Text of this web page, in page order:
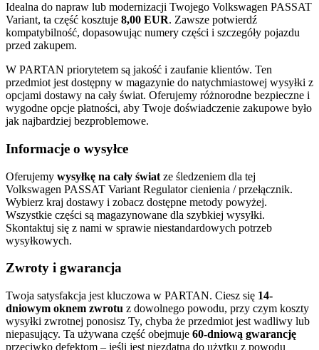
Idealna do napraw lub modernizacji Twojego Volkswagen PASSAT
Variant, ta część kosztuje 8,00 EUR. Zawsze potwierdź
kompatybilność, dopasowując numery części i szczegóły pojazdu
przed zakupem.
W PARTAN priorytetem są jakość i zaufanie klientów. Ten
przedmiot jest dostępny w magazynie do natychmiastowej wysyłki z
opcjami dostawy na cały świat. Oferujemy różnorodne bezpieczne i
wygodne opcje płatności, aby Twoje doświadczenie zakupowe było
jak najbardziej bezproblemowe.
Informacje o wysyłce
Oferujemy wysyłkę na cały świat ze śledzeniem dla tej
Volkswagen PASSAT Variant Regulator cienienia / przełącznik.
Wybierz kraj dostawy i zobacz dostępne metody powyżej.
Wszystkie części są magazynowane dla szybkiej wysyłki.
Skontaktuj się z nami w sprawie niestandardowych potrzeb
wysyłkowych.
Zwroty i gwarancja
Twoja satysfakcja jest kluczowa w PARTAN. Ciesz się 14-
dniowym oknem zwrotu z dowolnego powodu, przy czym koszty
wysyłki zwrotnej ponosisz Ty, chyba że przedmiot jest wadliwy lub
niepasujący. Ta używana część obejmuje 60-dniową gwarancję
przeciwko defektom – jeśli jest niezdatna do użytku z powodu